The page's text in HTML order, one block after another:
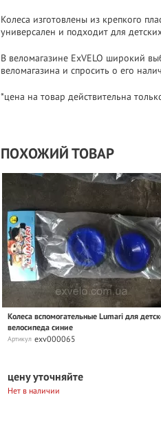
Колеса изготовлены из крепкого
универсален и подходит для
В веломагазине ExVELO широкий
веломагазина и спросить о его
*цена на товар действительна
ПОХОЖИЙ ТОВАР
Колеса вспомогательные Lumari для
велосипеда синие
Артикул exv000065
цену уточняйте
Нет в наличии